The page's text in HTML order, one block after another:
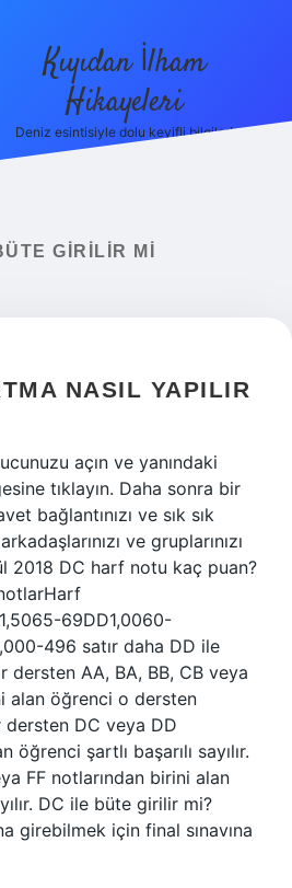
Kıyıdan İlham
Hikayeleri
Deniz esintisiyle dolu keyifli bilgiler!
GIRILIR MI
NASIL YAPILIR
açın ve yanındaki
tıklayın. Daha sonra bir
bağlantınızı ve sık sık
ve gruplarınızı
2018 DC harf notu kaç puan?
69DD1,0060-
496 satır daha DD ile
dersten AA, BA, BB, CB veya
alan öğrenci o dersten
dersten DC veya DD
öğrenci şartlı başarılı sayılır.
FF notlarından birini alan
DC ile büte girilir mi?
girebilmek için final sınavına